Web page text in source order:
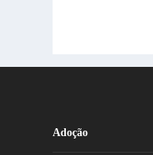
Adoção